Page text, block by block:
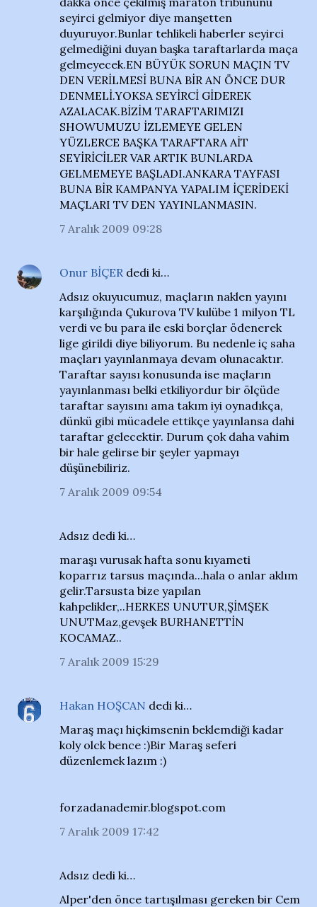
seyirci gelmiyor diye manşetten
duyuruyor.Bunlar tehlikeli haberler seyirci
gelmediğini duyan başka taraftarlarda maça
gelmeyecek.EN BÜYÜK SORUN MAÇIN TV
DEN VERİLMESİ BUNA BİR AN ÖNCE DUR
DENMELİ.YOKSA SEYİRCİ GİDEREK
AZALACAK.BİZİM TARAFTARIMIZI
SHOWUMUZU İZLEMEYE GELEN
YÜZLERCE BAŞKA TARAFTARA AİT
SEYİRİCİLER VAR ARTIK BUNLARDA
GELMEMEYE BAŞLADI.ANKARA TAYFASI
BUNA BİR KAMPANYA YAPALIM İÇERİDEKİ
MAÇLARI TV DEN YAYINLANMASIN.
7 Aralık 2009 09:28
Onur BİÇER dedi ki…
Adsız okuyucumuz, maçların naklen yayını
karşılığında Çukurova TV kulübe 1 milyon TL
verdi ve bu para ile eski borçlar ödenerek
lige girildi diye biliyorum. Bu nedenle iç saha
maçları yayınlanmaya devam olunacaktır.
Taraftar sayısı konusunda ise maçların
yayınlanması belki etkiliyordur bir ölçüde
taraftar sayısını ama takım iyi oynadıkça,
dünkü gibi mücadele ettikçe yayınlansa dahi
taraftar gelecektir. Durum çok daha vahim
bir hale gelirse bir şeyler yapmayı
düşünebiliriz.
7 Aralık 2009 09:54
Adsız dedi ki…
maraşı vurusak hafta sonu kıyameti
koparrız tarsus maçında...hala o anlar aklım
gelir.Tarsusta bize yapılan
kahpelikler,..HERKES UNUTUR,ŞİMŞEK
UNUTMaz,gevşek BURHANETTİN
KOCAMAZ..
7 Aralık 2009 15:29
Hakan HOŞCAN dedi ki…
Maraş maçı hiçkimsenin beklemdiği kadar
koly olck bence :)Bir Maraş seferi
düzenlemek lazım :)
forzadanademir.blogspot.com
7 Aralık 2009 17:42
Adsız dedi ki…
Alper'den önce tartışılması gereken bir Cem